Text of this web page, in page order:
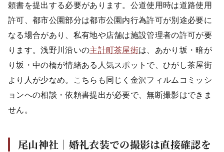
頼書を提出する必要があります。公道使用時は道路使用
許可、都市公園部分は都市公園内行為許可が別途必要に
なる場合があり、私有地や店舗は施設管理者の許可が要
ります。浅野川沿いの主計町茶屋街は、あかり坂・暗が
り坂・中の橋が情緒ある人気スポットで、ひがし茶屋街
より人が少なめ。こちらも同じく金沢フィルムコミッシ
ョンへの相談・依頼書提出が必要で、無断撮影はできま
せん。
尾山神社｜婚礼衣装での撮影は直接確認を